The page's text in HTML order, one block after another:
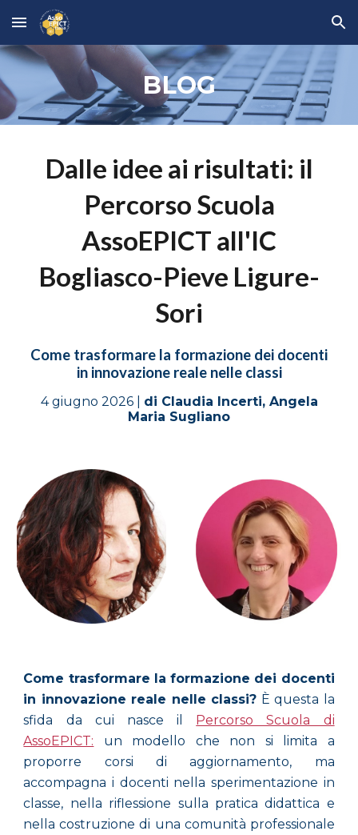
Skip to main content Skip to navigation
BLOG
Dalle idee ai risultati: il
Percorso Scuola
AssoEPICT all'IC
Bogliasco-Pieve Ligure-
Sori
Come trasformare la formazione dei docenti
in innovazione reale nelle classi
4 giugno 2026 | di Claudia Incerti, Angela
Maria Sugliano
Come trasformare la formazione dei docenti
in innovazione reale nelle classi? È questa la
sfida da cui nasce il Percorso Scuola di
AssoEPICT: un modello che non si limita a
proporre corsi di aggiornamento, ma
accompagna i docenti nella sperimentazione in
classe, nella riflessione sulla pratica didattica e
nella costruzione di una comunità professionale